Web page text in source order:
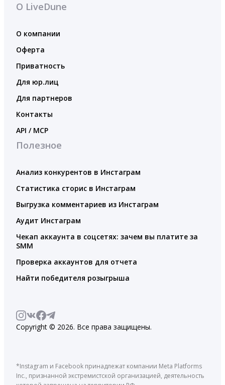
О LiveDune
О компании
Оферта
Приватность
Для юр.лиц
Для партнеров
Контакты
API / MCP
Полезное
Анализ конкурентов в Инстаграм
Статистика сторис в Инстаграм
Выгрузка комментариев из Инстаграм
Аудит Инстаграм
Чекап аккаунта в соцсетях: зачем вы платите за
SMM
Проверка аккаунтов для отчета
Найти победителя розыгрыша
Copyright © 2026. Все права защищены.
*Instagram и Facebook принадлежат компании Meta Platforms
Inc., признанной экстремистской организацией, деятельность